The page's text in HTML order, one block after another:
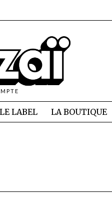
LE LABEL LA BOUTIQUE